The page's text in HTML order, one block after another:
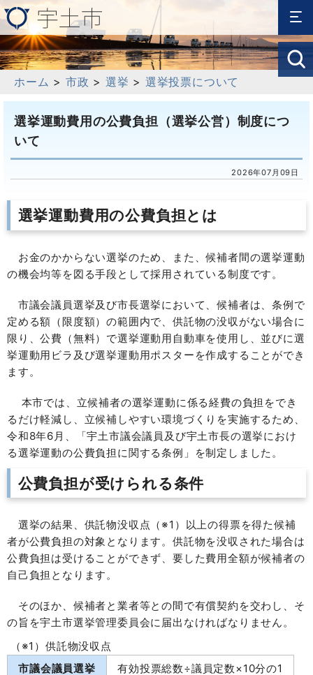
ホーム > 市政 > 選挙 > 選挙投票について
選挙運動費用の公費負担（選挙公営）制度につ
いて
2026年07月09日
選挙運動費用の公費負担とは
お金のかからない選挙のため、また、候補者間の選挙運動
の機会均等を図る手段として採用されている制度です。
市議会議員選挙及び市長選挙において、候補者は、条例で
定める額（限度額）の範囲内で、供託物の没収がない場合に
限り、公費（無料）で選挙運動用自動車を使用し、並びに選
挙運動用ビラ及び選挙運動用ポスターを作成することができ
ます。
本市では、立候補者の選挙運動に係る経費の負担をでき
るだけ軽減し、立候補しやすい環境づくりを実施するため、
令和8年6月、「宇土市議会議員及び宇土市長の選挙におけ
る選挙運動の公費負担に関する条例」を制定しました。
公費負担が受けられる条件
選挙の結果、供託物没収点（※1）以上の得票を得た候補
者が公費負担の対象となります。供託物を没収された場合は
公費負担は受けることができず、要した費用全額が候補者の
自己負担となります。
そのほか、候補者と業者等との間で有償契約を交わし、そ
の旨を宇土市選挙管理委員会に届出なければなりません。
（※1）供託物没収点
市議会議員選挙
有効投票総数÷議員定数×10分の1